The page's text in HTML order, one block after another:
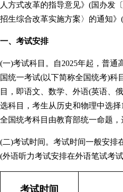
人方式改革的指导意见》(国办发
招生综合改革实施方案〉的通知
一、考试安排
(一)考试科目。自2025年起，普通
国统一考试(以下简称全国统考)科
目，即语文、数学、外语(英语、
选科目，考生从历史和物理中选
全国统考科目由教育部统一命题
(二)考试时间。考试时间一般安排
(外语听力考试安排在外语笔试考
考试时间